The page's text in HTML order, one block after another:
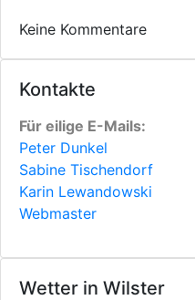
Kontakte
Für eilige E-Mails:
Peter Dunkel
Sabine Tischendorf
Karin Lewandowski
Webmaster
Wetter in Wilster
Keine Kommentare